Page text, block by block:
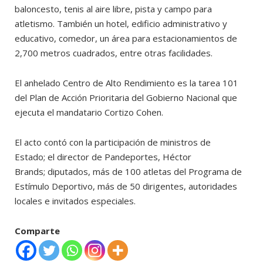
baloncesto, tenis al aire libre, pista y campo para
atletismo. También un hotel, edificio administrativo y
educativo, comedor, un área para estacionamientos de
2,700 metros cuadrados, entre otras facilidades.
El anhelado Centro de Alto Rendimiento es la tarea 101
del Plan de Acción Prioritaria del Gobierno Nacional que
ejecuta el mandatario Cortizo Cohen.
El acto contó con la participación de ministros de
Estado; el director de Pandeportes, Héctor
Brands; diputados, más de 100 atletas del Programa de
Estímulo Deportivo, más de 50 dirigentes, autoridades
locales e invitados especiales.
Comparte